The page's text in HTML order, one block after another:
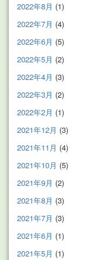
2022年8月 (1)
2022年7月 (4)
2022年6月 (5)
2022年5月 (2)
2022年4月 (3)
2022年3月 (2)
2022年2月 (1)
2021年12月 (3)
2021年11月 (4)
2021年10月 (5)
2021年9月 (2)
2021年8月 (3)
2021年7月 (3)
2021年6月 (1)
2021年5月 (1)